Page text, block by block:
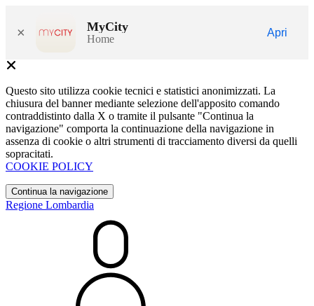
× MyCity
Home
Apri
Questo sito utilizza cookie tecnici e statistici anonimizzati. La
chiusura del banner mediante selezione dell'apposito comando
contraddistinto dalla X o tramite il pulsante "Continua la
navigazione" comporta la continuazione della navigazione in
assenza di cookie o altri strumenti di tracciamento diversi da quelli
sopracitati.
COOKIE POLICY
Continua la navigazione
Regione Lombardia